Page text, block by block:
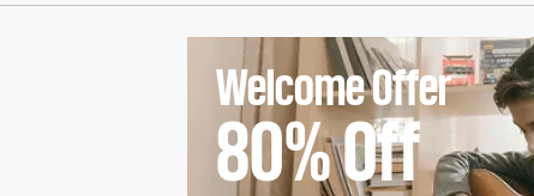
Welcome Offer
80%Off